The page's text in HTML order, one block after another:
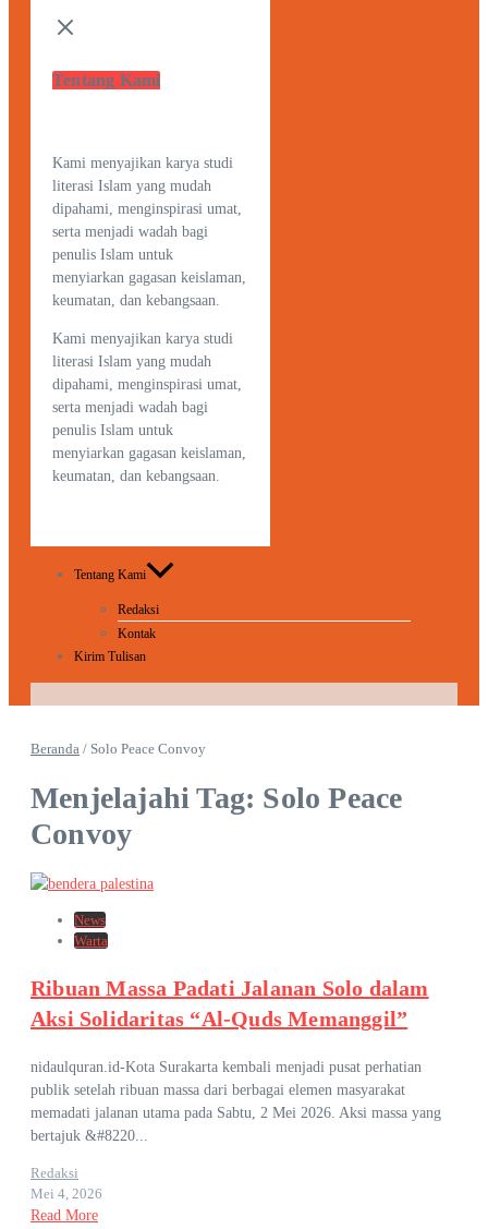
Tentang Kami
Kami menyajikan karya studi
literasi Islam yang mudah
dipahami, menginspirasi umat,
serta menjadi wadah bagi
penulis Islam untuk
menyiarkan gagasan keislaman,
keumatan, dan kebangsaan.
Kami menyajikan karya studi
literasi Islam yang mudah
dipahami, menginspirasi umat,
serta menjadi wadah bagi
penulis Islam untuk
menyiarkan gagasan keislaman,
keumatan, dan kebangsaan.
Tentang Kami
Redaksi
Kontak
Kirim Tulisan
Beranda / Solo Peace Convoy
Menjelajahi Tag: Solo Peace
Convoy
News
Warta
Ribuan Massa Padati Jalanan Solo dalam
Aksi Solidaritas “Al-Quds Memanggil”
nidaulquran.id-Kota Surakarta kembali menjadi pusat perhatian
publik setelah ribuan massa dari berbagai elemen masyarakat
memadati jalanan utama pada Sabtu, 2 Mei 2026. Aksi massa yang
bertajuk &#8220...
Redaksi
Mei 4, 2026
Read More